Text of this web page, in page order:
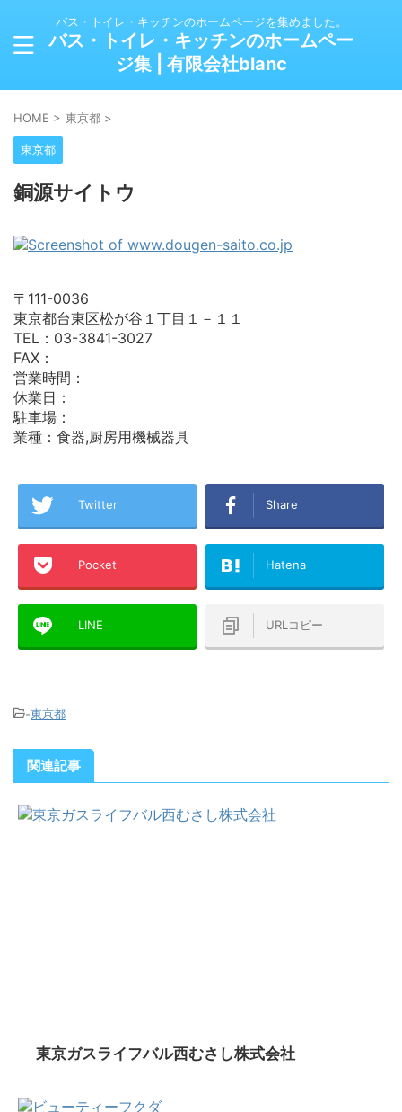
バス・トイレ・キッチンのホームページを集めました。
バス・トイレ・キッチンのホームペー
ジ集 | 有限会社blanc
HOME > 東京都 >
東京都
銅源サイトウ
〒111-0036
東京都台東区松が谷１丁目１－１１
TEL：03-3841-3027
FAX：
営業時間：
休業日：
駐車場：
業種：食器,厨房用機械器具
Twitter Share
Pocket Hatena
LINE URLコピー
-東京都
関連記事
東京ガスライフバル西むさし株式会社